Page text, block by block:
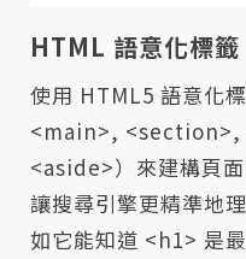
HTML 語意化標籤
使用 HTML5 語意化
<main>,
<aside>）來建構頁
讓搜尋引擎更精準地
如它能知道 <h1> 是